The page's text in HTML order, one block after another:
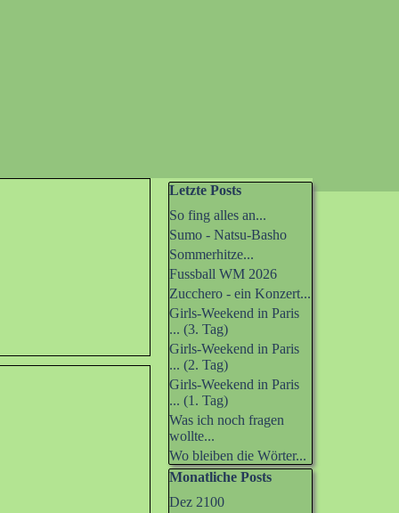
Block überspringen Letzte Posts
Letzte Posts
So fing alles an...
Sumo - Natsu-Basho
Sommerhitze...
Fussball WM 2026
Zucchero - ein Konzert...
Girls-Weekend in Paris
... (3. Tag)
Girls-Weekend in Paris
... (2. Tag)
Girls-Weekend in Paris
... (1. Tag)
Was ich noch fragen
wollte...
Wo bleiben die Wörter...
Block überspringen Monatliche
Monatliche Posts
Dez 2100